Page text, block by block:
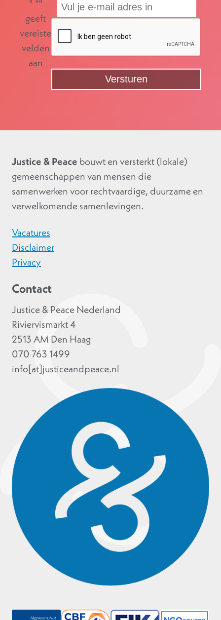
" *"
geeft
vereiste
velden
aan
Justice & Peace bouwt en versterkt (lokale)
gemeenschappen van mensen die
samenwerken voor rechtvaardige, duurzame en
verwelkomende samenlevingen.
Vacatures
Disclaimer
Privacy
Contact
Justice & Peace Nederland
Riviervismarkt 4
2513 AM Den Haag
070 763 1499
info[at]justiceandpeace.nl